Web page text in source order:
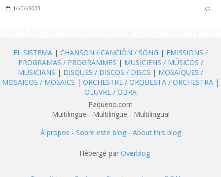
14/04/2023 …
EL SISTEMA | CHANSON / CANCIÓN / SONG | EMISSIONS /
PROGRAMAS / PROGRAMMES | MUSICIENS / MÚSICOS /
MUSICIANS | DISQUES / DISCOS / DISCS | MOSAÏQUES /
MOSAICOS / MOSAICS | ORCHESTRE / ORQUESTA / ORCHESTRA |
OEUVRE / OBRA
Paqueno.com
Multilingue - Multilingüe - Multilingual
À propos - Sobre este blog - About this blog
- Hébergé par Overblog